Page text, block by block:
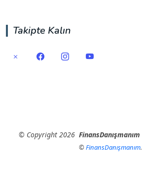
Takipte Kalın
© Copyright2026 FinansDanışmanım
©FinansDanışmanım.